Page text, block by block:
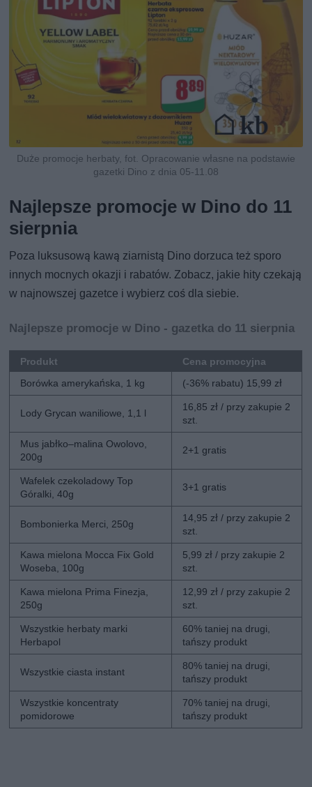
Duże promocje herbaty, fot. Opracowanie własne na podstawie
gazetki Dino z dnia 05-11.08
Najlepsze promocje w Dino do 11
sierpnia
Poza luksusową kawą ziarnistą Dino dorzuca też sporo
innych mocnych okazji i rabatów. Zobacz, jakie hity czekają
w najnowszej gazetce i wybierz coś dla siebie.
Najlepsze promocje w Dino - gazetka do 11 sierpnia
Produkt
Cena promocyjna
Borówka amerykańska, 1 kg
(-36% rabatu) 15,99 zł
Lody Grycan waniliowe, 1,1 l
16,85 zł / przy zakupie 2
szt.
Mus jabłko–malina Owolovo,
200g
2+1 gratis
Wafelek czekoladowy Top
Góralki, 40g
3+1 gratis
Bombonierka Merci, 250g
14,95 zł / przy zakupie 2
szt.
Kawa mielona Mocca Fix Gold
Woseba, 100g
5,99 zł / przy zakupie 2
szt.
Kawa mielona Prima Finezja,
250g
12,99 zł / przy zakupie 2
szt.
Wszystkie herbaty marki
Herbapol
60% taniej na drugi,
tańszy produkt
Wszystkie ciasta instant
80% taniej na drugi,
tańszy produkt
Wszystkie koncentraty
pomidorowe
70% taniej na drugi,
tańszy produkt